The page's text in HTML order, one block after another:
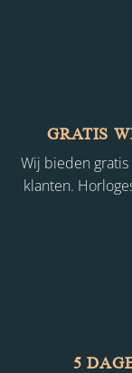
GRATIS
Wij bieden
klanten.
5